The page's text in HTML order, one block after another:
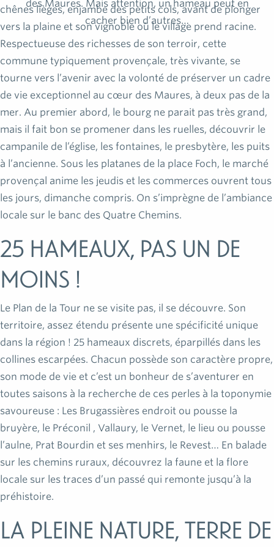
des Maures. Mais attention, un hameau peut en
cacher bien d’autres…
chênes lièges, enjambe des petits cols, avant de plonger
vers la plaine et son vignoble où le village prend racine.
Respectueuse des richesses de son terroir, cette
commune typiquement provençale, très vivante, se
tourne vers l’avenir avec la volonté de préserver un cadre
de vie exceptionnel au cœur des Maures, à deux pas de la
mer. Au premier abord, le bourg ne parait pas très grand,
mais il fait bon se promener dans les ruelles, découvrir le
campanile de l’église, les fontaines, le presbytère, les puits
à l’ancienne. Sous les platanes de la place Foch, le marché
provençal anime les jeudis et les commerces ouvrent tous
les jours, dimanche compris. On s’imprègne de l’ambiance
locale sur le banc des Quatre Chemins.
25 hameaux, pas un de
moins !
Le Plan de la Tour ne se visite pas, il se découvre. Son
territoire, assez étendu présente une spécificité unique
dans la région ! 25 hameaux discrets, éparpillés dans les
collines escarpées. Chacun possède son caractère propre,
son mode de vie et c’est un bonheur de s’aventurer en
toutes saisons à la recherche de ces perles à la toponymie
savoureuse : Les Brugassières endroit ou pousse la
bruyère, le Préconil , Vallaury, le Vernet, le lieu ou pousse
l’aulne, Prat Bourdin et ses menhirs, le Revest… En balade
sur les chemins ruraux, découvrez la faune et la flore
locale sur les traces d’un passé qui remonte jusqu’à la
préhistoire.
La pleine nature, terre de